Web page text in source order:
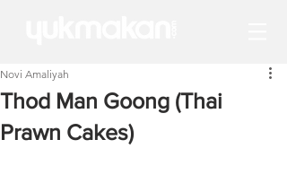
Thod Man Goong (Thai
Prawn Cakes)
Novi Amaliyah